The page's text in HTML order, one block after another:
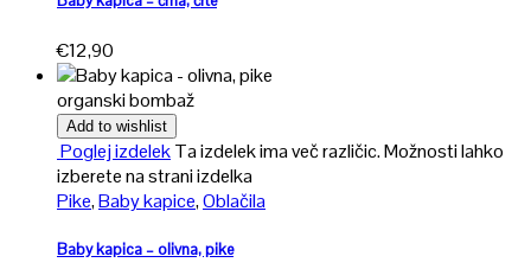
€12,90
organski bombaž
Add to wishlist
Poglej izdelekTa izdelek ima več različic. Možnosti lahko
izberete na strani izdelka
Pike,Baby kapice,Oblačila
Baby kapica – olivna, pike